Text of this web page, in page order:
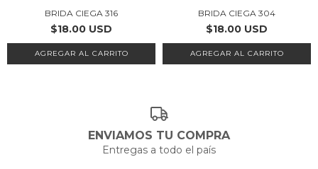
BRIDA CIEGA 316
$18.00 USD
AGREGAR AL CARRITO
BRIDA CIEGA 304
$18.00 USD
AGREGAR AL CARRITO
ENVIAMOS TU COMPRA
Entregas a todo el país